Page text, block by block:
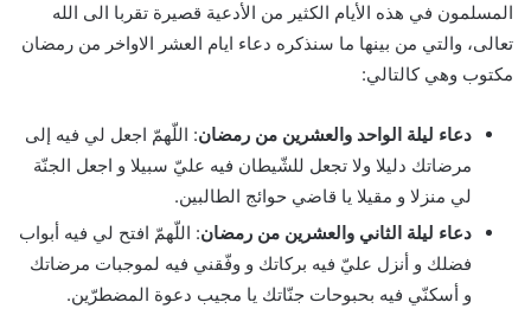
المسلمون في هذه الأيام الكثير من الأدعية قصيرة تقربا الى الله
تعالى، والتي من بينها ما سنذكره دعاء ايام العشر الاواخر من رمضان
مكتوب وهي كالتالي:
دعاء ليلة الواحد والعشرين من رمضان: اللّهمّ اجعل لي فيه إلى
مرضاتك دليلا ولا تجعل للشّيطان فيه عليّ سبيلا و اجعل الجنّة
لي منزلا و مقيلا يا قاضي حوائج الطالبين.
دعاء ليلة الثاني والعشرين من رمضان: اللّهمّ افتح لي فيه أبواب
فضلك و أنزل عليّ فيه بركاتك و وفّقني فيه لموجبات مرضاتك
و أسكنّي فيه بحبوحات جنّاتك يا مجيب دعوة المضطرّين.